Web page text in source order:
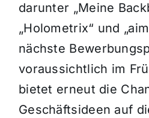
darunter „Meine
„Holometrix“ und
nächste
voraussichtlich im
bietet erneut die
Geschäftsideen auf